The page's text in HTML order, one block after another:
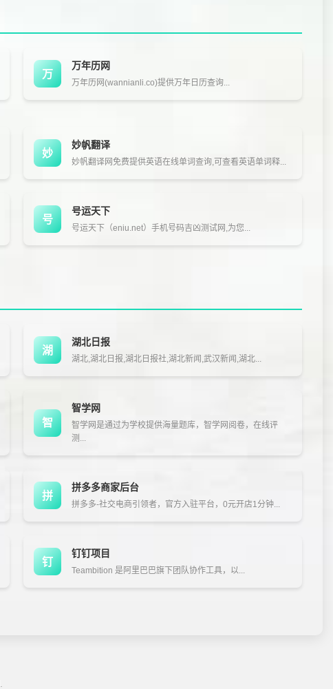
万
万年历网
万年历网(wannianli.co)提供万年日历查询...
妙
妙帆翻译
妙帆翻译网免费提供英语在线单词查询,可查看英语单词释...
号
号运天下
号运天下（eniu.net）手机号码吉凶测试网,为您...
湖
湖北日报
湖北,湖北日报,湖北日报社,湖北新闻,武汉新闻,湖北...
智
智学网
智学网是通过为学校提供海量题库，智学网阅卷，在线评
测...
拼
拼多多商家后台
拼多多-社交电商引领者，官方入驻平台，0元开店1分钟...
钉
钉钉项目
Teambition 是阿里巴巴旗下团队协作工具，以...